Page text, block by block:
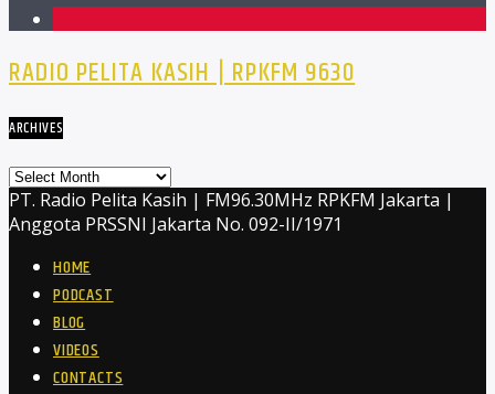
RADIO PELITA KASIH | RPKFM 9630
ARCHIVES
Archives
PT. Radio Pelita Kasih | FM96.30MHz RPKFM Jakarta |
Anggota PRSSNI Jakarta No. 092-II/1971
HOME
PODCAST
BLOG
VIDEOS
CONTACTS